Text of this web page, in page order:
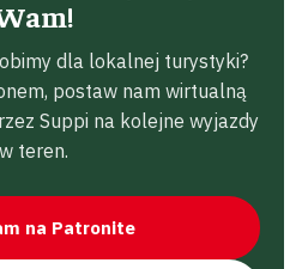
dla lokalnej turystyki?
postaw nam wirtualną
Suppi na kolejne wyjazdy
w teren.
na Patronite